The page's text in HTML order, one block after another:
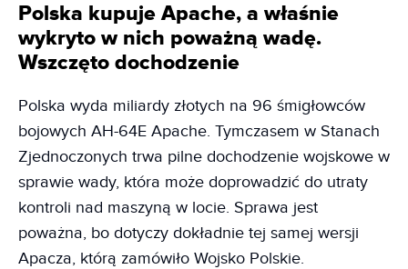
Polska kupuje Apache, a właśnie
wykryto w nich poważną wadę.
Wszczęto dochodzenie
Polska wyda miliardy złotych na 96 śmigłowców
bojowych AH-64E Apache. Tymczasem w Stanach
Zjednoczonych trwa pilne dochodzenie wojskowe w
sprawie wady, która może doprowadzić do utraty
kontroli nad maszyną w locie. Sprawa jest
poważna, bo dotyczy dokładnie tej samej wersji
Apacza, którą zamówiło Wojsko Polskie.